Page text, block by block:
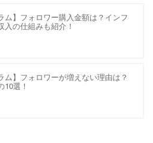
ム】フォロワー購入金額は？インフ
入の仕組みも紹介！
ム】フォロワーが増えない理由は？
選！